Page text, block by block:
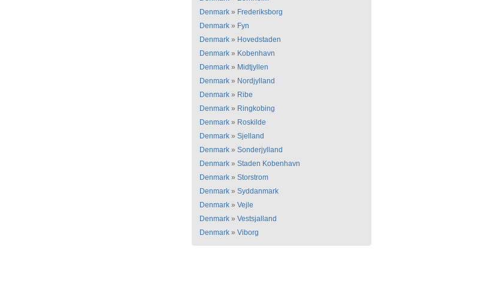
Denmark » Frederiksborg
Denmark » Fyn
Denmark » Hovedstaden
Denmark » Kobenhavn
Denmark » Midtjyllen
Denmark » Nordjylland
Denmark » Ribe
Denmark » Ringkobing
Denmark » Roskilde
Denmark » Sjelland
Denmark » Sonderjylland
Denmark » Staden Kobenhavn
Denmark » Storstrom
Denmark » Syddanmark
Denmark » Vejle
Denmark » Vestsjalland
Denmark » Viborg